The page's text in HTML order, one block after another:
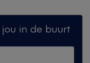
in de buurt